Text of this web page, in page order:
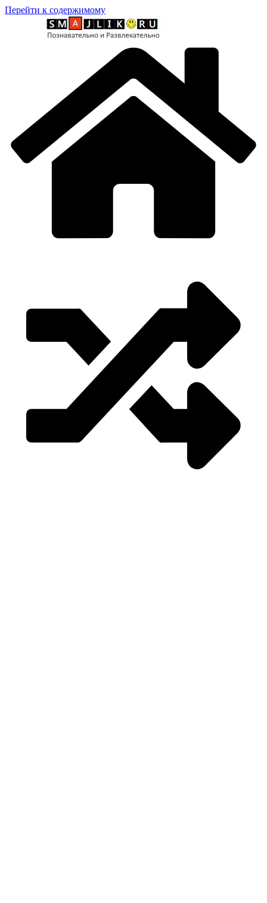
Перейти к содержимому